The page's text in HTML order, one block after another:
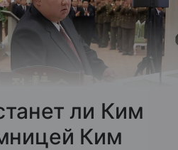
ли Ким
Ким